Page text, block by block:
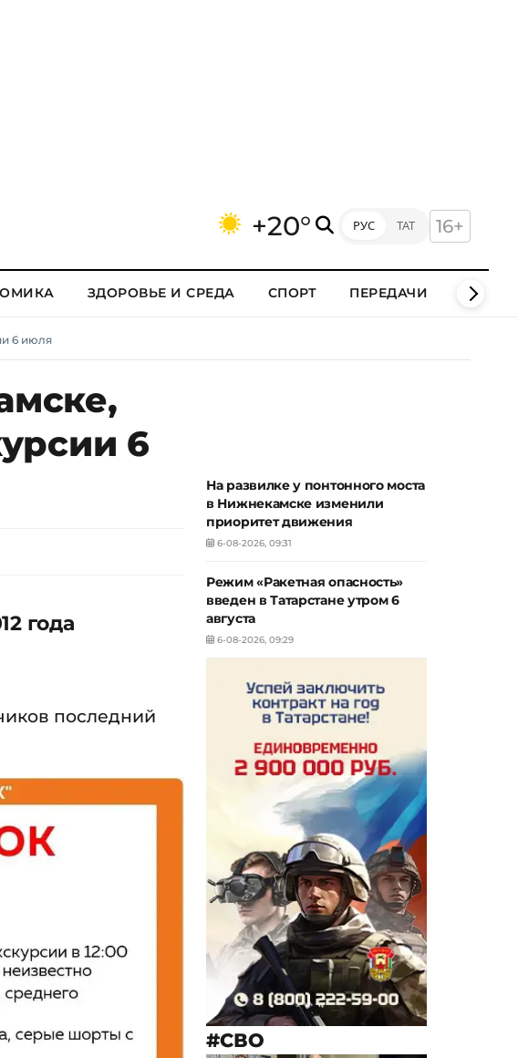
+20° РУС ТАТ 16+
ЗДОРОВЬЕ И СРЕДА СПОРТ ПЕРЕДАЧИ КЛИПЫ
6 июля
6
года
последний
На развилке у понтонного моста
в Нижнекамске изменили
приоритет движения
6-08-2026, 09:31
Режим «Ракетная опасность»
введен в Татарстане утром 6
августа
6-08-2026, 09:29
#СВО